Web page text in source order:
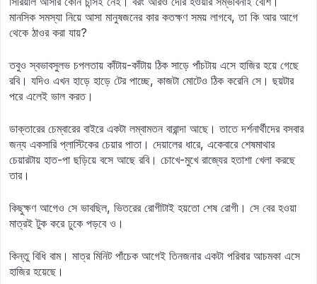
মানসিক সমস্যা নিয়ে আসা মানুষজনের কার কতক্ষণ সময় লাগবে, তা কি আর আগে
থেকে ঠাওর করা যায়?
তবুও স্বভাবসুলভ চপলতায় কাঁটায়-কাঁটায় ঠিক সাড়ে পাঁচটায় এসে হাজির হয়ে গেছে
রবি। যদিও এখন হাড়ে হাড়ে টের পাচ্ছে, কাজটা মোটেও ঠিক করেনি সে। ছয়টার
পরে এলেই ভাল করত।
ডাক্তারের চেম্বারের বাইরে একটা লম্বামতন বারান্দা আছে। তাতে দর্শনার্থীদের বসবার
জন্য একসারি প্লাস্টিকের চেয়ার পাতা। দেয়ালের ধারে, একেবারে শেষমাথার
চেয়ারটায় হাত-পা ছড়িয়ে বসে আছে রবি। চোখে-মুখে রাজ্যের হতাশা খেলা করছে
তার।
কিছুক্ষণ আগেও সে ভাবছিল, ভিতরের রোগীটাই হয়তো শেষ রোগী। সে বের হওয়া
মাত্রই টুক করে ঢুকে পড়বে ও।
কিন্তু বিধি বাম। মাত্র মিনিট পাঁচেক আগেই তিনজনার একটা পরিবার আচমকা এসে
হাজির হয়েছে।